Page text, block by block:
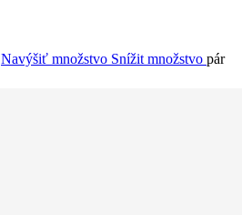
Navýšiť množstvo Snížit množstvo pár